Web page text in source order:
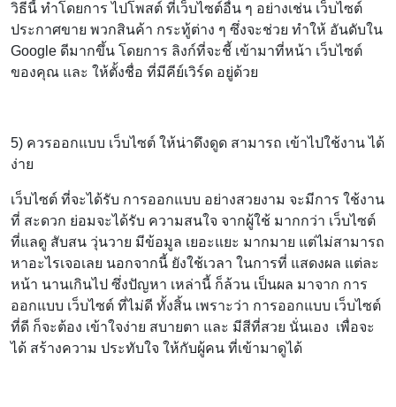
วิธีนี้ ทำโดยการ ไปโพสต์ ที่เว็บไซต์อื่น ๆ อย่างเช่น เว็บไซต์
ประกาศขาย พวกสินค้า กระทู้ต่าง ๆ ซึ่งจะช่วย ทำให้ อันดับใน
Google ดีมากขึ้น โดยการ ลิงก์ที่จะชี้ เข้ามาที่หน้า เว็บไซต์
ของคุณ และ ให้ตั้งชื่อ ที่มีคีย์เวิร์ด อยู่ด้วย
5) ควรออกแบบ เว็บไซต์ ให้น่าดึงดูด สามารถ เข้าไปใช้งาน ได้
ง่าย
เว็บไซต์ ที่จะได้รับ การออกแบบ อย่างสวยงาม จะมีการ ใช้งาน
ที่ สะดวก ย่อมจะได้รับ ความสนใจ จากผู้ใช้ มากกว่า เว็บไซต์
ที่แลดู สับสน วุ่นวาย มีข้อมูล เยอะแยะ มากมาย แต่ไม่สามารถ
หาอะไรเจอเลย นอกจากนี้ ยังใช้เวลา ในการที่ แสดงผล แต่ละ
หน้า นานเกินไป ซึ่งปัญหา เหล่านี้ ก็ล้วน เป็นผล มาจาก การ
ออกแบบ เว็บไซต์ ที่ไม่ดี ทั้งสิ้น เพราะว่า การออกแบบ เว็บไซต์
ที่ดี ก็จะต้อง เข้าใจง่าย สบายตา และ มีสีที่สวย นั่นเอง เพื่อจะ
ได้ สร้างความ ประทับใจ ให้กับผู้คน ที่เข้ามาดูได้